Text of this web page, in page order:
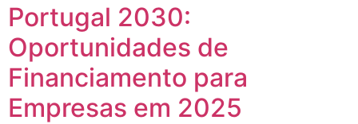
Portugal 2030:
Oportunidades de
Financiamento para
Empresas em 2025